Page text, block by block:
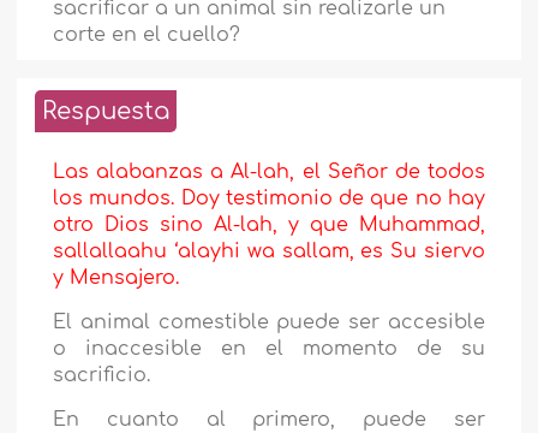
sacrificar a un animal sin realizarle un
corte en el cuello?
Respuesta
Las alabanzas a Al-lah, el Señor de todos
los mundos. Doy testimonio de que no hay
otro Dios sino Al-lah, y que Muhammad,
sallallaahu ‘alayhi wa sallam, es Su siervo
y Mensajero.
El animal comestible puede ser accesible
o inaccesible en el momento de su
sacrificio.
En cuanto al primero, puede ser